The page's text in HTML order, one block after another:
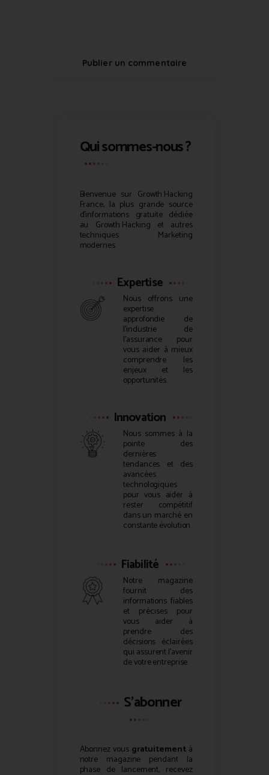
Qui sommes-nous ?
Bienvenue sur Growth Hacking
France, la plus grande source
d’informations gratuite dédiée
au Growth Hacking et autres
techniques Marketing
modernes.
Expertise
Nous offrons une
expertise
approfondie de
l’industrie de
l’assurance pour
vous aider à mieux
comprendre les
enjeux et les
opportunités.
Innovation
Nous sommes à la
pointe des
dernières
tendances et des
avancées
technologiques
pour vous aider à
rester compétitif
dans un marché en
constante évolution.
Fiabilité
Notre magazine
fournit des
informations fiables
et précises pour
vous aider à
prendre des
décisions éclairées
qui assurent l’avenir
de votre entreprise.
S'abonner
Abonnez vous gratuitementà
notre magazine pendant la
phase de lancement, recevez